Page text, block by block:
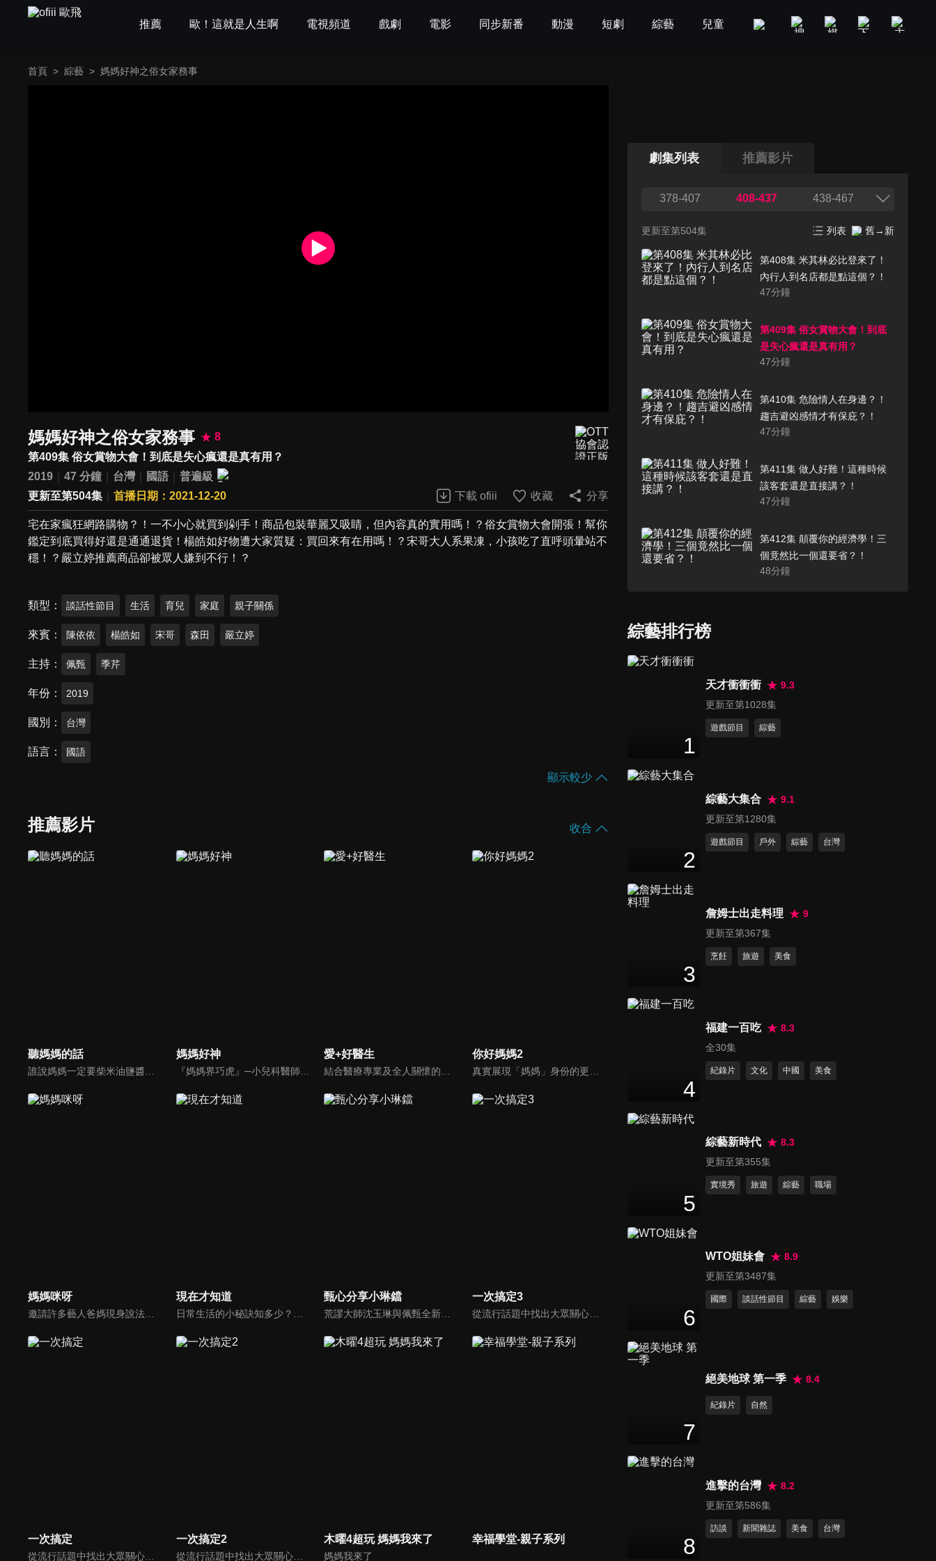
推薦 歐！這就是人生啊 電視頻道 戲劇 電影 同步新番 動漫 短劇 綜藝 兒童 GOOD TV 娛樂 美食旅遊
首頁 > 綜藝 > 媽媽好神之俗女家務事
媽媽好神之俗女家務事
8
第409集 俗女賞物大會！到底是失心瘋還是真有用？
2019
47 分鐘 台灣 國語
普遍級
更新至第504集
首播日期：2021-12-20 下載 ofiii 收藏 分享
宅在家瘋狂網路購物？！一不小心就買到剁手！商品包裝華麗又吸睛，但內容真的實用嗎！？俗女賞物大會開張！幫你
鑑定到底買得好還是通通退貨！楊皓如好物遭大家質疑：買回來有在用嗎！？宋哥大人系果凍，小孩吃了直呼頭暈站不
穩！？嚴立婷推薦商品卻被眾人嫌到不行！？
類型 談話性節目 生活 育兒 家庭 親子關係
來賓 陳依依 楊皓如 宋哥 森田 嚴立婷
主持 佩甄 季芹
年份 2019
國別 台灣
語言 國語
顯示較少
推薦影片 收合
聽媽媽的話 媽媽好神 愛+好醫生 你好媽媽2
媽媽咪呀 現在才知道 甄心分享小琳鐺 一次搞定3
從流行話題中找出大眾關心的、正在煩惱的問題，由台灣好媳婦佩甄與日本型男風田親身實驗，替觀眾解決生活的大小事，傳授生活密技讓你「一次搞定」！
一次搞定
從流行話題中找出大眾關心的、正在煩惱的問題，由台灣好媳婦佩甄與日本型男風田親身實驗，替觀眾解決生活的大小事，傳授生活密技讓你「一次搞定」！
一次搞定2
從流行話題中找出大眾關心的、正在煩惱的問題，由台灣好媳婦佩甄與日本型男風田親身實驗，替觀眾解決生活的大小事，傳授生活密技讓你「一次搞定」！
木曜4超玩 媽媽我來了
媽媽我來了
幸福學堂-親子系列
劇集列表 推薦影片
378-407 408-437 438-467
更新至第504集 列表 舊→新
第408集 米其林必比登來了！
內行人到名店都是點這個？！
47分鐘
第409集 俗女賞物大會！到底
是失心瘋還是真有用？
47分鐘
第410集 危險情人在身邊？！
趨吉避凶感情才有保庇？！
47分鐘
第411集 做人好難！這種時候
該客套還是直接講？！
47分鐘
第412集 顛覆你的經濟學！三
個竟然比一個還要省？！
48分鐘
第414集 爸媽居然騙很大？那
47分鐘
第416集 衰神退散！！逆天翻
48 分鐘
47分鐘
第418集 奧客退散！！這些無
第419集 真的受夠了！！超想
第421集 天生就是腦波弱？！
瞎買不是我的錯！！
群組不外傳的秘密！？
第423集 馬路你家開的嗎？遇
第424集 當愛情來臨時…女人
47
抗！
第426集 我家鄉我驕傲！跟著
我吃喝玩樂準沒錯！
綜藝排行榜
1
天才衝衝衝
9.3
更新至第1028集
遊戲節目 綜藝
2
綜藝大集合
9.1
更新至第1280集
遊戲節目 戶外 綜藝 台灣
3
詹姆士出走料理
9
更新至第367集
烹飪 旅遊 美食
4
福建一百吃
8.3
全30集
紀錄片 文化 中國 美食
5
綜藝新時代
8.3
更新至第355集
實境秀 旅遊 綜藝 職場
6
WTO姐妹會
8.9
更新至第3487集
國際 談話性節目 綜藝 娛樂
7
絕美地球 第一季 8.4
紀錄片 自然
8
進擊的台灣
8.2
更新至第586集
訪談 新聞雜誌 美食 台灣